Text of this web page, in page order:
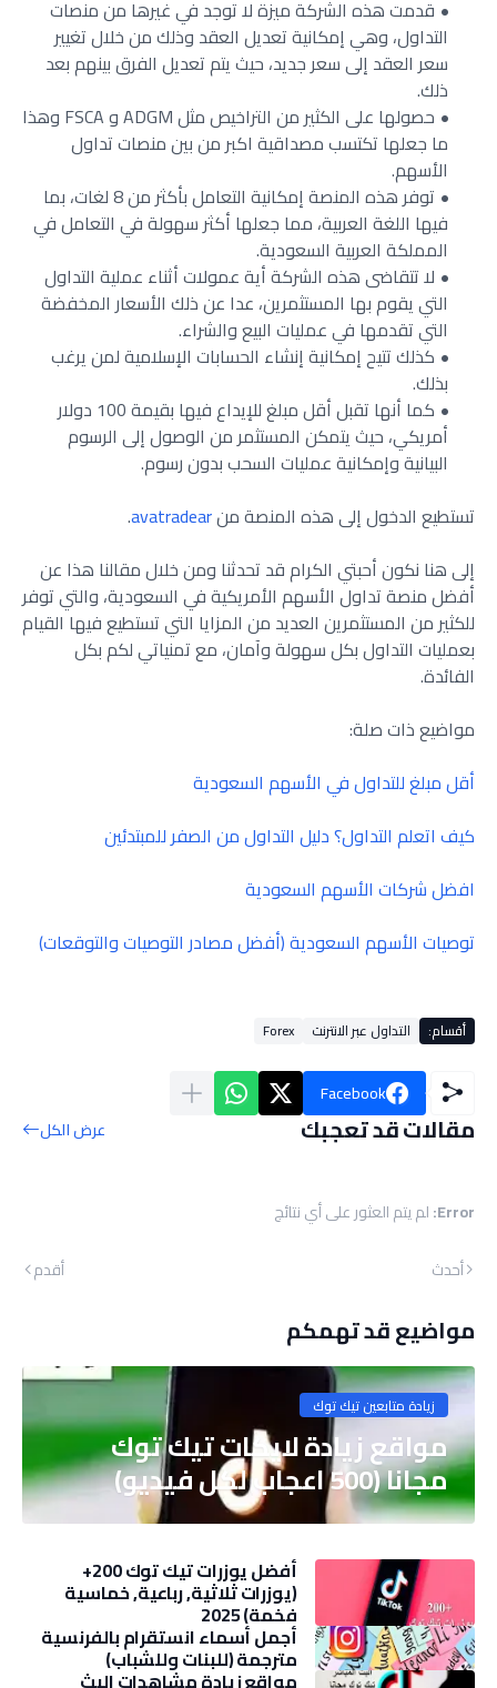
قدمت هذه الشركة ميزة لا توجد في غيرها من منصات
التداول، وهي إمكانية تعديل العقد وذلك من خلال تغيير
سعر العقد إلى سعر جديد، حيث يتم تعديل الفرق بينهم بعد
ذلك.
حصولها على الكثير من التراخيص مثل ADGM و FSCA وهذا
ما جعلها تكتسب مصداقية اكبر من بين منصات تداول
الأسهم.
توفر هذه المنصة إمكانية التعامل بأكثر من 8 لغات، بما
فيها اللغة العربية، مما جعلها أكثر سهولة في التعامل في
المملكة العربية السعودية.
لا تتقاضى هذه الشركة أية عمولات أثناء عملية التداول
التي يقوم بها المستثمرين، عدا عن ذلك الأسعار المخفضة
التي تقدمها في عمليات البيع والشراء.
كذلك تتيح إمكانية إنشاء الحسابات الإسلامية لمن يرغب
بذلك.
كما أنها تقبل أقل مبلغ للإيداع فيها بقيمة 100 دولار
أمريكي، حيث يتمكن المستثمر من الوصول إلى الرسوم
البيانية وإمكانية عمليات السحب بدون رسوم.
تستطيع الدخول إلى هذه المنصة منavatradear
.
إلى هنا نكون أحبتي الكرام قد تحدثنا ومن خلال مقالنا هذا عن
أفضل منصة تداول الأسهم الأمريكية في السعودية، والتي توفر
للكثير من المستثمرين العديد من المزايا التي تستطيع فيها القيام
بعمليات التداول بكل سهولة وآمان، مع تمنياتي لكم بكل
الفائدة.
مواضيع ذات صلة:
أقل مبلغ للتداول في الأسهم السعودية
كيف اتعلم التداول؟ دليل التداول من الصفر للمبتدئين
افضل شركات الأسهم السعودية
توصيات الأسهم السعودية (أفضل مصادر التوصيات والتوقعات)
أقسام: التداول عبر الانترنت Forex
Facebook
مقالات قد تعجبك عرض الكل
Error: لم يتم العثور على أي نتائج
أحدث
أقدم
مواضيع قد تهمكم
زيادة متابعين تيك توك
مواقع زيادة لايكات تيك توك
مجانا (500 اعجاب لكل فيديو)
أفضل يوزرات تيك توك 200+
(يوزرات ثلاثية, رباعية, خماسية
فخمة) 2025
أجمل أسماء انستقرام بالفرنسية
مترجمة (للبنات وللشباب)
مواقع زيادة مشاهدات البث